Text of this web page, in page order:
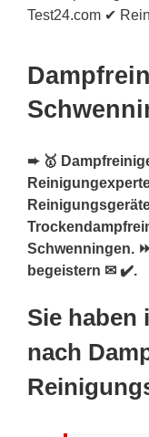
➨ 🥇
Schwenningen.
begeistern ✉ ✔️.
Sie haben
nach